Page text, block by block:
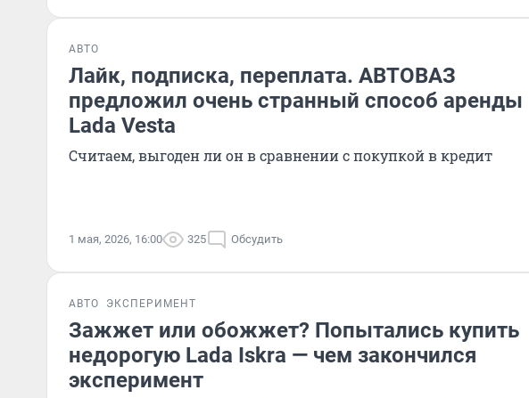
АВТО
Лайк, подписка, переплата. АВТОВАЗ
предложил очень странный способ аренды
Lada Vesta
Считаем, выгоден ли он в сравнении с покупкой в кредит
1 мая, 2026, 16:00 325 Обсудить
АВТО ЭКСПЕРИМЕНТ
Зажжет или обожжет? Попытались купить
недорогую Lada Iskra — чем закончился
эксперимент